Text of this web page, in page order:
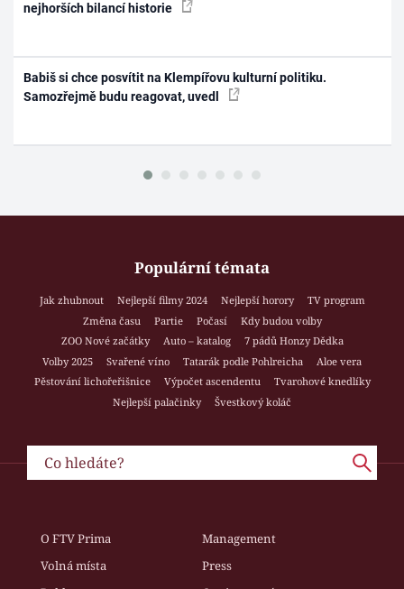
nejhorších bilancí historie
Babiš si chce posvítit na Klempířovu kulturní politiku.
Samozřejmě budu reagovat, uvedl
Populární témata
Jak zhubnout Nejlepší filmy 2024 Nejlepší horory
TV program
Změna času
Partie Počasí
Kdy budou volby
ZOO Nové začátky
Auto – katalog
7 pádů Honzy Dědka
Volby 2025
Svařené víno Tatarák podle Pohlreicha
Aloe vera
Pěstování lichořeřišnice
Výpočet ascendentu
Tvarohové knedlíky
Nejlepší palačinky
Švestkový koláč
O FTV Prima
Management
Volná místa
Press